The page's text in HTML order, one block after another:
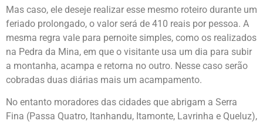
Mas caso, ele deseje realizar esse mesmo roteiro durante um
feriado prolongado, o valor será de 410 reais por pessoa. A
mesma regra vale para pernoite simples, como os realizados
na Pedra da Mina, em que o visitante usa um dia para subir
a montanha, acampa e retorna no outro. Nesse caso serão
cobradas duas diárias mais um acampamento.
No entanto moradores das cidades que abrigam a Serra
Fina (Passa Quatro, Itanhandu, Itamonte, Lavrinha e Queluz),